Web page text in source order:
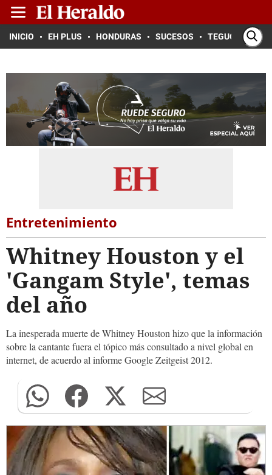
INICIO EH PLUS HONDURAS SUCESOS TEGUCIGALPA
Entretenimiento
Whitney Houston y el
'Gangam Style', temas
del año
La inesperada muerte de Whitney Houston hizo que la información
sobre la cantante fuera el tópico más consultado a nivel global en
internet, de acuerdo al informe Google Zeitgeist 2012.